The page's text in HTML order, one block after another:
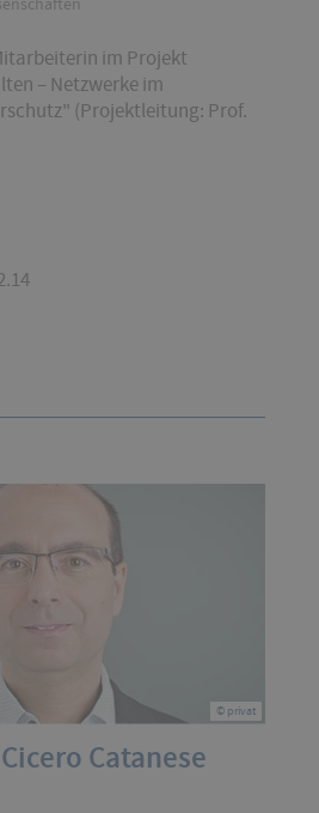
im Projekt
– Netzwerke im
(Projektleitung: Prof.
© privat
Catanese